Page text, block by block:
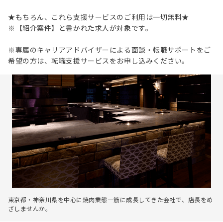
★もちろん、これら支援サービスのご利用は一切無料★
※【紹介案件】と書かれた求人が対象です。
※専属のキャリアアドバイザーによる面談・転職サポートをご
希望の方は、転職支援サービスをお申し込みください。
東京都・神奈川県を中心に焼肉業態一筋に成長してきた会社で、店長をめ
ざしませんか。